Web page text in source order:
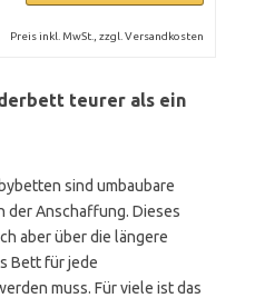
Preis inkl. MwSt., zzgl. Versandkosten
teurer als ein
sind umbaubare
der Anschaffung. Dieses
aber über die längere
Bett für jede
muss. Für viele ist das